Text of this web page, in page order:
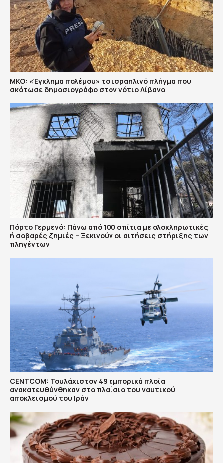
ΜΚΟ: «Έγκλημα πολέμου» το ισραηλινό πλήγμα που
σκότωσε δημοσιογράφο στον νότιο Λίβανο
Πόρτο Γερμενό: Πάνω από 100 σπίτια με ολοκληρωτικές
ή σοβαρές ζημιές – Ξεκινούν οι αιτήσεις στήριξης των
πληγέντων
CENTCOM: Τουλάχιστον 49 εμπορικά πλοία
ανακατευθύνθηκαν στο πλαίσιο του ναυτικού
αποκλεισμού του Ιράν